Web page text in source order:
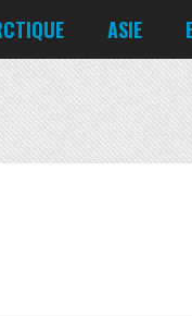
États-Unis
Mexique
Nicaragua
ASIE
Bahreïn
Bangladesh
Irlande